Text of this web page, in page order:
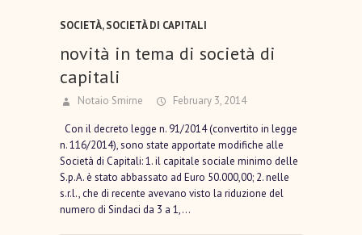
SOCIETÀ,SOCIETÀ DI CAPITALI
novità in tema di società di
capitali
Notaio Smirne February 3, 2014
Con il decreto legge n. 91/2014 (convertito in legge
n. 116/2014), sono state apportate modifiche alle
Società di Capitali: 1. il capitale sociale minimo delle
S.p.A. è stato abbassato ad Euro 50.000,00; 2. nelle
s.r.l., che di recente avevano visto la riduzione del
numero di Sindaci da 3 a 1,…